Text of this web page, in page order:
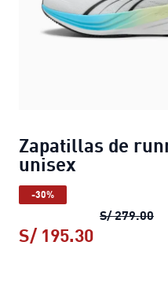
Zapatillas de
unisex
-30%
S/ 279.00
S/ 195.30